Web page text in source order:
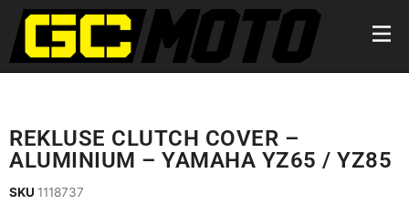
REKLUSE CLUTCH COVER –
ALUMINIUM – YAMAHA YZ65 / YZ85
SKU 1118737